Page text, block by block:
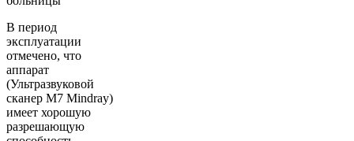
В период
эксплуатации
отмечено, что
аппарат
(Ультразвуковой
сканер М7 Mindray)
имеет хорошую
разрешающую